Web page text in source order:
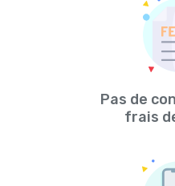
Pas de
frais